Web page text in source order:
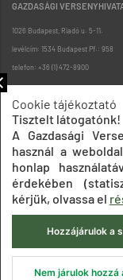
GAZDASÁGI
1026 Budapest, Riadó u. 5-11.
levélcím: 1534 Budapest Pf.: 958
telefon: +36 (1) 472-8900
Impresszum
©
Cookie tájékoztató
Tisztelt látogatónk!
A Gazdasági
használ a
honlap
érdekében
kérjük, olvassa el
Hozzájárulok a
Nem járulok